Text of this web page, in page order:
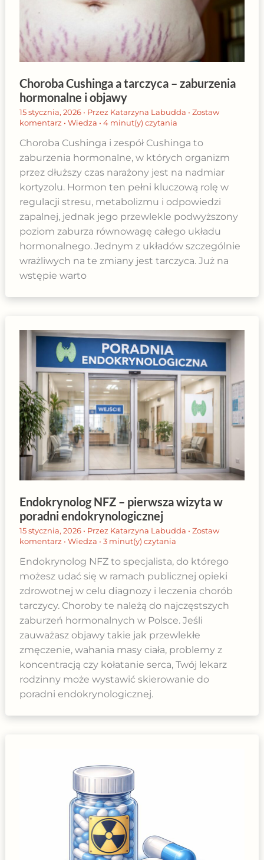
Choroba Cushinga a tarczyca – zaburzenia
hormonalne i objawy
15 stycznia, 2026 • Przez Katarzyna Labudda • Zostaw
komentarz • Wiedza • 4 minut(y) czytania
Choroba Cushinga i zespół Cushinga to
zaburzenia hormonalne, w których organizm
przez dłuższy czas narażony jest na nadmiar
kortyzolu. Hormon ten pełni kluczową rolę w
regulacji stresu, metabolizmu i odpowiedzi
zapalnej, jednak jego przewlekle podwyższony
poziom zaburza równowagę całego układu
hormonalnego. Jednym z układów szczególnie
wrażliwych na te zmiany jest tarczyca. Już na
wstępie warto
Endokrynolog NFZ – pierwsza wizyta w
poradni endokrynologicznej
15 stycznia, 2026 • Przez Katarzyna Labudda • Zostaw
komentarz • Wiedza • 3 minut(y) czytania
Endokrynolog NFZ to specjalista, do którego
możesz udać się w ramach publicznej opieki
zdrowotnej w celu diagnozy i leczenia chorób
tarczycy. Choroby te należą do najczęstszych
zaburzeń hormonalnych w Polsce. Jeśli
zauważasz objawy takie jak przewlekłe
zmęczenie, wahania masy ciała, problemy z
koncentracją czy kołatanie serca, Twój lekarz
rodzinny może wystawić skierowanie do
poradni endokrynologicznej.